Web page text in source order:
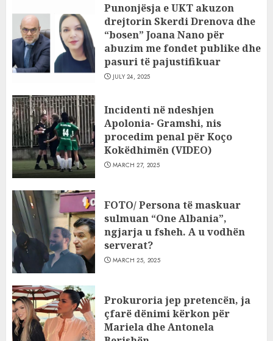
Punonjësja e UKT akuzon
drejtorin Skerdi Drenova dhe
“bosen” Joana Nano për
abuzim me fondet publike dhe
pasuri të pajustifikuar
JULY 24, 2025
Incidenti në ndeshjen
Apolonia- Gramshi, nis
procedim penal për Koço
Kokëdhimën (VIDEO)
MARCH 27, 2025
FOTO/ Persona të maskuar
sulmuan “One Albania”,
ngjarja u fsheh. A u vodhën
serverat?
MARCH 25, 2025
Prokuroria jep pretencën, ja
çfarë dënimi kërkon për
Mariela dhe Antonela